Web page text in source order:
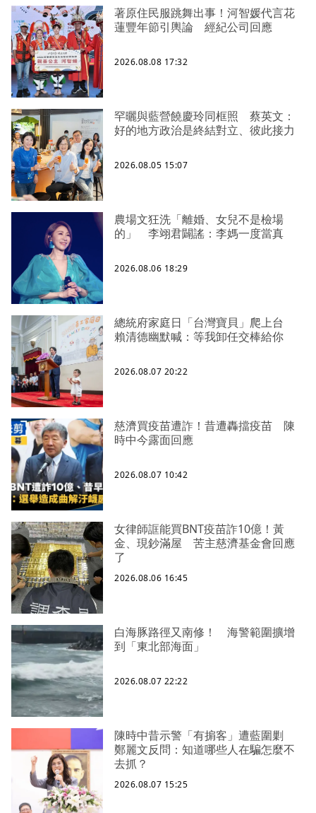
著原住民服跳舞出事！河智媛代言花
蓮豐年節引輿論 經紀公司回應
2026.08.08 17:32
罕曬與藍營饒慶玲同框照 蔡英文：
好的地方政治是終結對立、彼此接力
2026.08.05 15:07
農場文狂洗「離婚、女兒不是檢場
的」 李翊君闢謠：李媽一度當真
2026.08.06 18:29
總統府家庭日「台灣寶貝」爬上台
賴清德幽默喊：等我卸任交棒給你
2026.08.07 20:22
慈濟買疫苗遭詐！昔遭轟擋疫苗 陳
時中今露面回應
2026.08.07 10:42
女律師誆能買BNT疫苗詐10億！黃
金、現鈔滿屋 苦主慈濟基金會回應
了
2026.08.06 16:45
白海豚路徑又南修！ 海警範圍擴增
到「東北部海面」
2026.08.07 22:22
陳時中昔示警「有掮客」遭藍圍剿
鄭麗文反問：知道哪些人在騙怎麼不
去抓？
2026.08.07 15:25